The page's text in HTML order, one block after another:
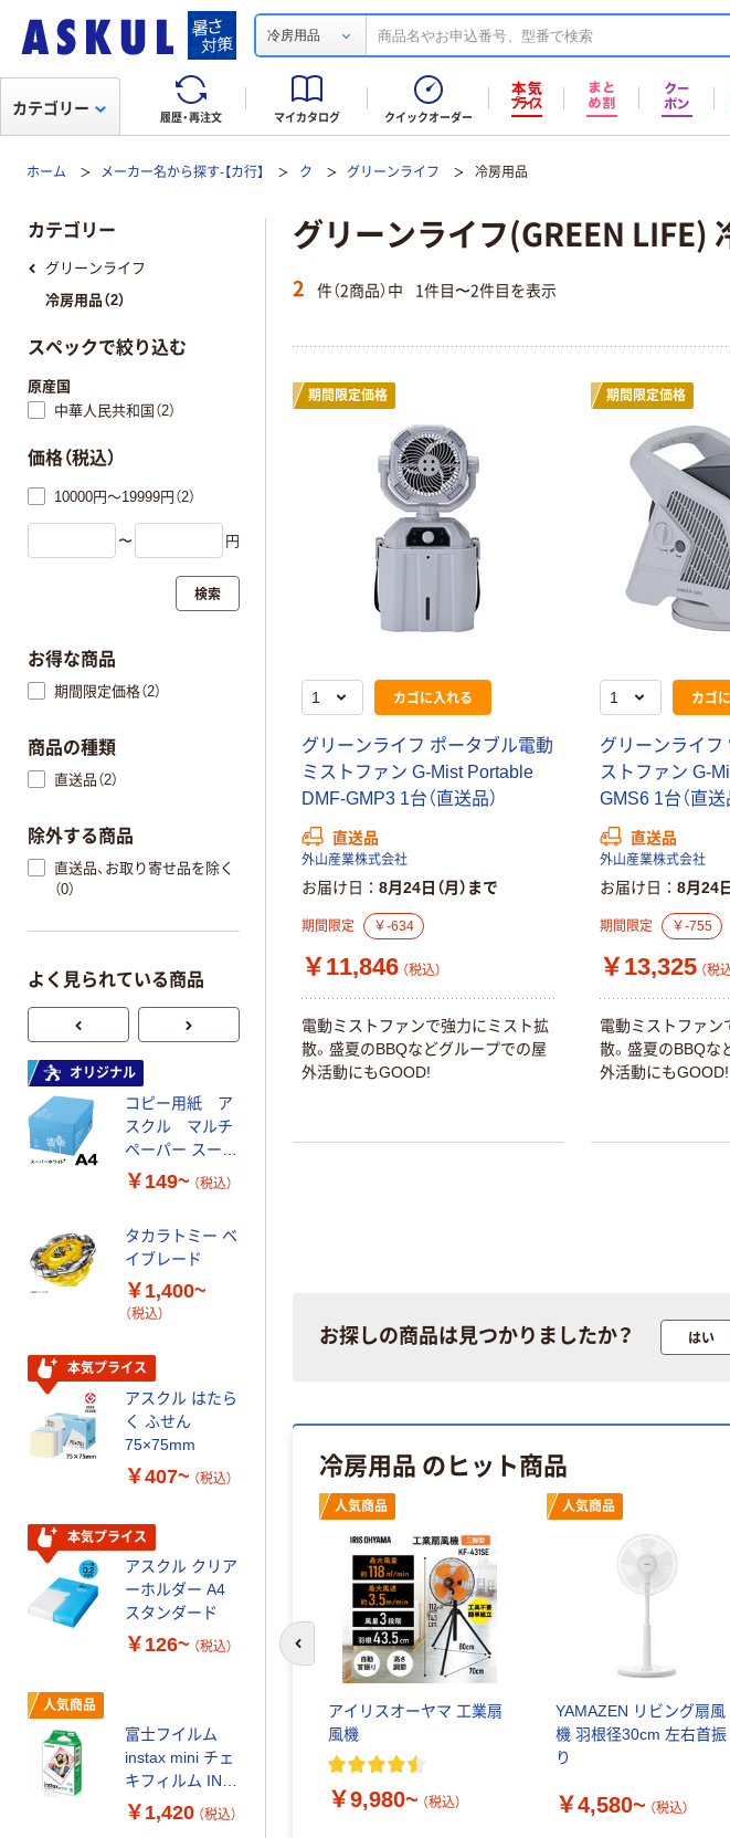
冷房用品
履歴・再注文 マイカタログ クイックオーダー
カテゴリー
ホーム メーカー名から探す-【カ行】 ク グリーンライフ 冷房用品
グリーンライフ(GREEN LIFE)
2 件（2商品）中 1件目〜2件目を表示
期間限定価格
カゴに入れる
グリーンライフ ポータブル電動
ミストファン G-Mist Portable
DMF-GMP3 1台（直送品）
直送品
外山産業株式会社
お届け日 8月24日（月）まで
期間限定 ￥-634
￥11,846 （税込）
電動ミストファンで強力にミスト拡
散。盛夏のBBQなどグループでの屋
外活動にもGOOD!
期間限定価格
カゴ
グリーンライフ
ストファン G-
GMS6 1台（直送
直送品
外山産業株式会社
お届け日 8月24
期間限定 ￥-755
￥13,325 （税
電動ミストファン
散。盛夏のBBQな
外活動にもGOOD!
お探しの商品は見つかりましたか？ はい
冷房用品 のヒット商品
ズ ベル
リップ扇風機
￥3,828~ （税込）
人気商品
アイリスオーヤマ 工業扇
風機
￥9,980~ （税込）
人気商品
YAMAZEN リビング扇風
機 羽根径30cm 左右首振
り
￥4,580~ （税込）
前のスライドへ
カテゴリー
グリーンライフ
冷房用品（2）
スペックで絞り込む
原産国
中華人民共和国（2）
価格（税込）
10000円～19999円（2）
〜 円
検索
お得な商品
期間限定価格（2）
商品の種類
直送品（2）
除外する商品
直送品、お取り寄せ品を除く
（0）
よく見られている商品
オリジナル
コピー用紙 ア
スクル マルチ
ペーパー スーパ
ーホワイト+
￥149~ （税込）
タカラトミー ベ
イブレード
￥1,400~
（税込）
本気プライス
アスクル はたら
く ふせん
75×75mm
￥407~ （税込）
本気プライス
アスクル クリア
ーホルダー A4
スタンダード
￥126~ （税込）
人気商品
富士フイルム
instax mini チェ
キフィルム INS
MINI JP1 1パッ
ク（10枚入り）
￥1,420 （税込）
オリジナル
透明 高密度タイ
ケージ アスク
￥140~
パー ボックス
スクル スマート
コンパクト ビ
ビッド PEFC認
証
￥328~
オリジナル
コピー用紙 マ
ルチペーパー
スーパーエコノ
ミー+
￥149~ （税込）
本気プライス
【ガムテープ】ア
スクル 現場のチ
本気プライス
ｍ 再生紙
電池 北欧パッ
ケージ アスク
￥140~ （税込）
サイズ
100μ（ミクロン）
￥458~
本気プライス
く ふせん
本気プライス
中判 再生紙